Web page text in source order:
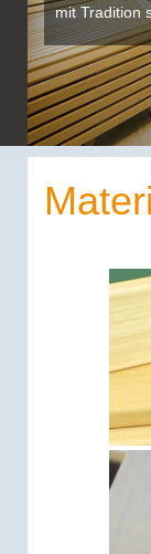
mit Tradition